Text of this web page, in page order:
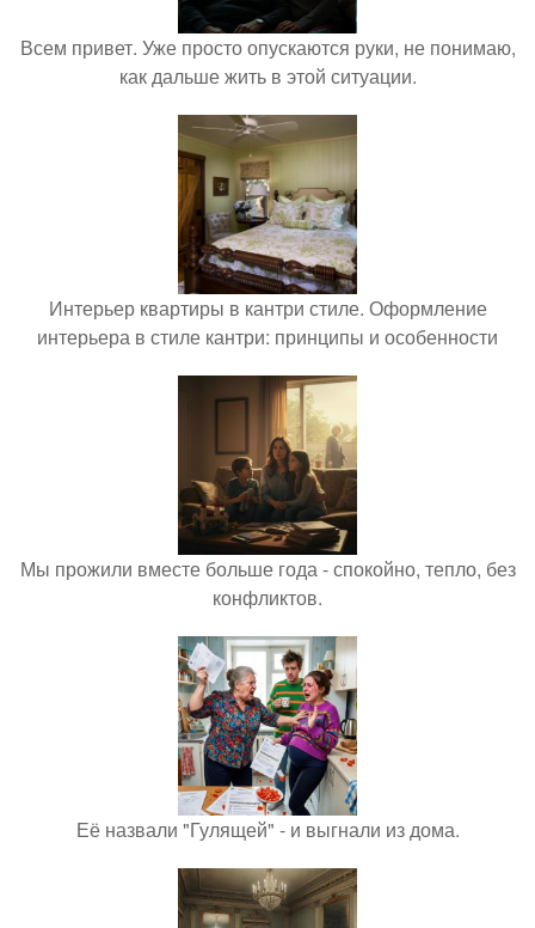
Всем привет. Уже просто опускаются руки, не понимаю,
как дальше жить в этой ситуации.
Интерьер квартиры в кантри стиле. Оформление
интерьера в стиле кантри: принципы и особенности
Мы прожили вместе больше года - спокойно, тепло, без
конфликтов.
Её назвали "Гулящей" - и выгнали из дома.